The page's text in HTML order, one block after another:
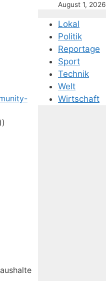
August 1, 2026
Lokal
Politik
Reportage
Sport
Technik
Welt
Wirtschaft